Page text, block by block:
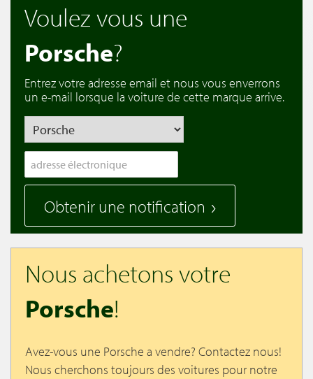
Voulez vous une
Porsche?
Entrez votre adresse email et nous vous enverrons
un e-mail lorsque la voiture de cette marque arrive.
Obtenir une notification
Nous achetons votre
Porsche!
Avez-vous une Porsche a vendre? Contactez nous!
Nous cherchons toujours des voitures pour notre